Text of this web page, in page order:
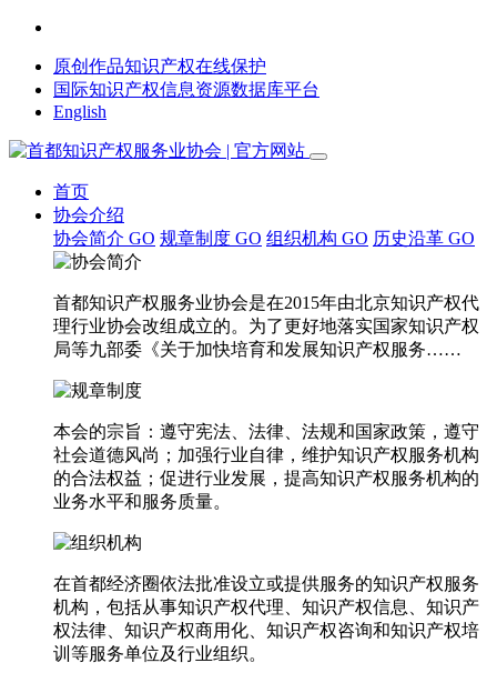
原创作品知识产权在线保护
国际知识产权信息资源数据库平台
English
首页
协会介绍
协会简介 GO 规章制度 GO 组织机构 GO 历史沿革 GO
首都知识产权服务业协会是在2015年由北京知识产权代
理行业协会改组成立的。为了更好地落实国家知识产权
局等九部委《关于加快培育和发展知识产权服务……
本会的宗旨：遵守宪法、法律、法规和国家政策，遵守
社会道德风尚；加强行业自律，维护知识产权服务机构
的合法权益；促进行业发展，提高知识产权服务机构的
业务水平和服务质量。
在首都经济圈依法批准设立或提供服务的知识产权服务
机构，包括从事知识产权代理、知识产权信息、知识产
权法律、知识产权商用化、知识产权咨询和知识产权培
训等服务单位及行业组织。